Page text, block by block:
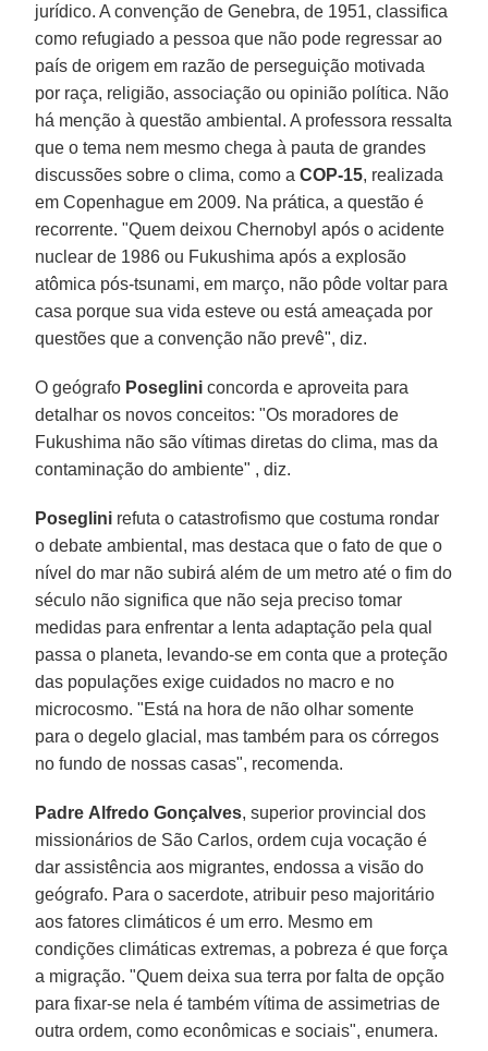
jurídico. A convenção de Genebra, de 1951, classifica
como refugiado a pessoa que não pode regressar ao
país de origem em razão de perseguição motivada
por raça, religião, associação ou opinião política. Não
há menção à questão ambiental. A professora ressalta
que o tema nem mesmo chega à pauta de grandes
discussões sobre o clima, como aCOP-15, realizada
em Copenhague em 2009. Na prática, a questão é
recorrente. "Quem deixou Chernobyl após o acidente
nuclear de 1986 ou Fukushima após a explosão
atômica pós-tsunami, em março, não pôde voltar para
casa porque sua vida esteve ou está ameaçada por
questões que a convenção não prevê", diz.
O geógrafo Poseglini concorda e aproveita para
detalhar os novos conceitos: "Os moradores de
Fukushima não são vítimas diretas do clima, mas da
contaminação do ambiente" , diz.
Poseglini refuta o catastrofismo que costuma rondar
o debate ambiental, mas destaca que o fato de que o
nível do mar não subirá além de um metro até o fim do
século não significa que não seja preciso tomar
medidas para enfrentar a lenta adaptação pela qual
passa o planeta, levando-se em conta que a proteção
das populações exige cuidados no macro e no
microcosmo. "Está na hora de não olhar somente
para o degelo glacial, mas também para os córregos
no fundo de nossas casas", recomenda.
Padre Alfredo Gonçalves, superior provincial dos
missionários de São Carlos, ordem cuja vocação é
dar assistência aos migrantes, endossa a visão do
geógrafo. Para o sacerdote, atribuir peso majoritário
aos fatores climáticos é um erro. Mesmo em
condições climáticas extremas, a pobreza é que força
a migração. "Quem deixa sua terra por falta de opção
para fixar-se nela é também vítima de assimetrias de
outra ordem, como econômicas e sociais", enumera.